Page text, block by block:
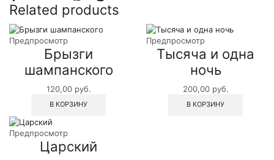
Related products
Предпросмотр
Брызги
шампанского
120,00 руб.
В КОРЗИНУ
Предпросмотр
Тысяча и одна
ночь
200,00 руб.
В КОРЗИНУ
Предпросмотр
Царский